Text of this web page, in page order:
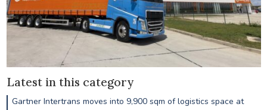
Latest in this category
Gartner Intertrans moves into 9,900 sqm of logistics space at